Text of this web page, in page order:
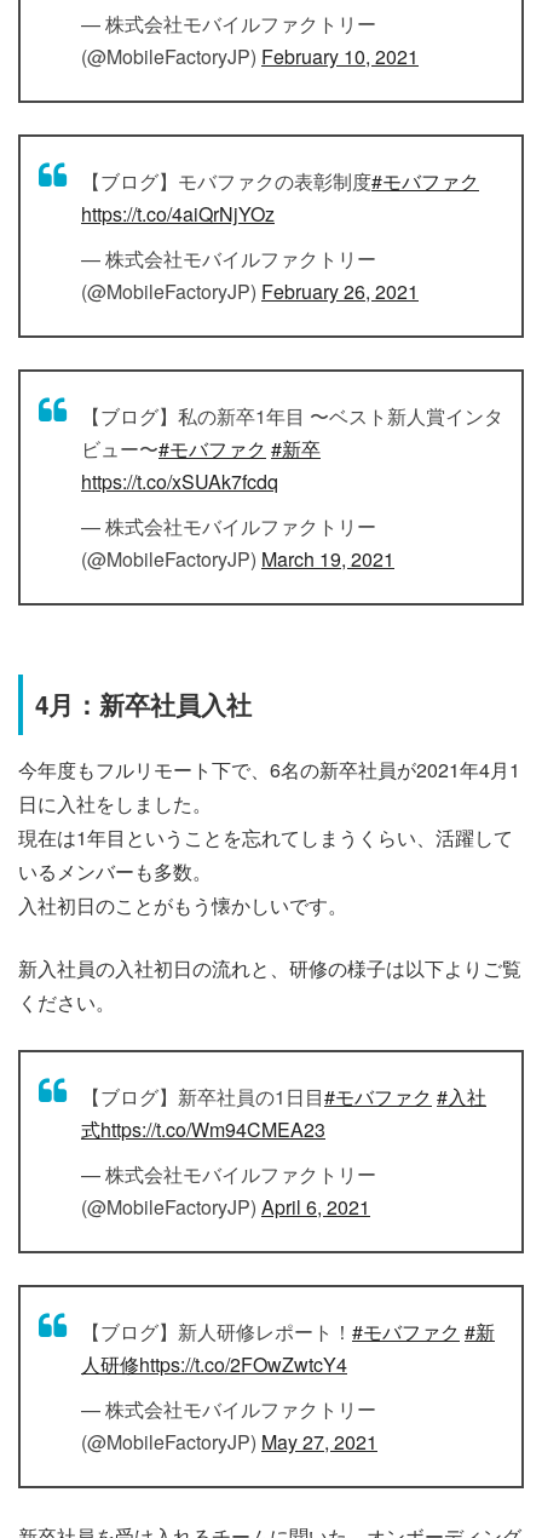
— 株式会社モバイルファクトリー
(@MobileFactoryJP) February 10, 2021
【ブログ】モバファクの表彰制度#モバファク
https://t.co/4aiQrNjYOz
— 株式会社モバイルファクトリー
(@MobileFactoryJP) February 26, 2021
【ブログ】私の新卒1年目 〜ベスト新人賞インタ
ビュー〜#モバファク #新卒
https://t.co/xSUAk7fcdq
— 株式会社モバイルファクトリー
(@MobileFactoryJP) March 19, 2021
4月：新卒社員入社
今年度もフルリモート下で、6名の新卒社員が2021年4月1
日に入社をしました。
現在は1年目ということを忘れてしまうくらい、活躍して
いるメンバーも多数。
入社初日のことがもう懐かしいです。
新入社員の入社初日の流れと、研修の様子は以下よりご覧
ください。
【ブログ】新卒社員の1日目#モバファク #入社
式https://t.co/Wm94CMEA23
— 株式会社モバイルファクトリー
(@MobileFactoryJP) April 6, 2021
【ブログ】新人研修レポート！ #モバファク #新
人研修https://t.co/2FOwZwtcY4
— 株式会社モバイルファクトリー
(@MobileFactoryJP) May 27, 2021